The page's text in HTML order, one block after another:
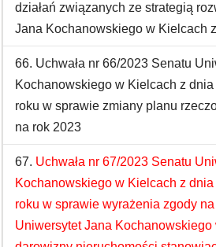
działań związanych ze strategią
Jana Kochanowskiego w Kielcach
66. Uchwała nr 66/2023 Senatu
Kochanowskiego w Kielcach z
roku w sprawie zmiany planu
na rok 2023
67. Uchwała nr 67/2023 Senatu
Kochanowskiego w Kielcach z
roku w sprawie wyrażenia zgody
Uniwersytet Jana Kochanowskiego